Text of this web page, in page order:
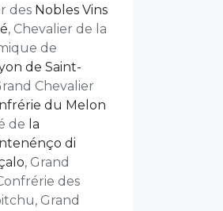
des Nobles Vins
, Chevalier de la
de
de Saint-
Chevalier
du Melon
de la
di
, Grand
des
Grand